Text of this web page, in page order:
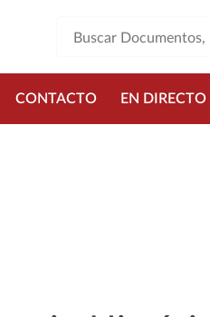
CONTACTO EN DIRECTO